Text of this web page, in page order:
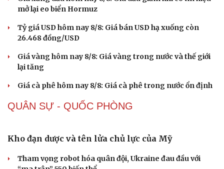
Sản phụ khoa
Nam khoa
Làm đẹp - giảm cân
Ăn sạch sống khỏe
Giá cà phê hôm nay 9/8: Giá cà phê trong nước
giảm
Giá xăng dầu hôm nay 8/8: Giá dầu giảm khi có tín hiệu
Tỷ giá USD hôm nay 8/8: Giá bán USD hạ xuống còn
26.468 đồng/USD
Giá vàng hôm nay 8/8: Giá vàng trong nước và thế giới